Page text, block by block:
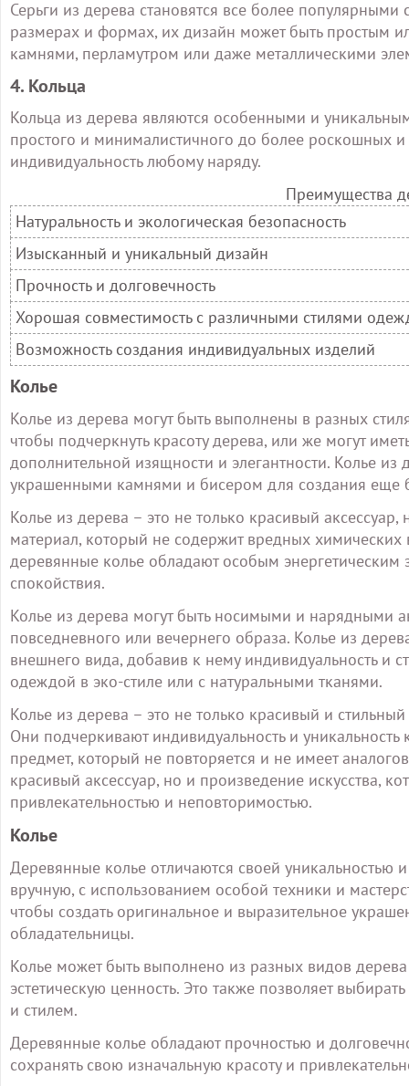
Серьги из дерева становятся все более
размерах и формах, их дизайн может быть простым
камнями, перламутром или даже металлическими
4. Кольца
Кольца из дерева являются особенными и
простого и минималистичного до более роскошных
индивидуальность любому наряду.
Преимущества
Натуральность и экологическая безопасность
Изысканный и уникальный дизайн
Прочность и долговечность
Хорошая совместимость с различными стилями
Возможность создания индивидуальных изделий
Колье
Колье из дерева могут быть выполнены в разных
чтобы подчеркнуть красоту дерева, или же могут
дополнительной изящности и элегантности. Колье
украшенными камнями и бисером для создания еще
Колье из дерева – это не только красивый
материал, который не содержит вредных
деревянные колье обладают особым
спокойствия.
Колье из дерева могут быть носимыми и нарядными
повседневного или вечернего образа. Колье из
внешнего вида, добавив к нему индивидуальность и
одеждой в эко-стиле или с натуральными тканями.
Колье из дерева – это не только красивый и
Они подчеркивают индивидуальность и
предмет, который не повторяется и не имеет
красивый аксессуар, но и произведение искусства,
привлекательностью и неповторимостью.
Колье
Деревянные колье отличаются своей уникальностью
вручную, с использованием особой техники и
чтобы создать оригинальное и выразительное
обладательницы.
Колье может быть выполнено из разных видов
эстетическую ценность. Это также позволяет
и стилем.
Деревянные колье обладают прочностью и
сохранять свою изначальную красоту и